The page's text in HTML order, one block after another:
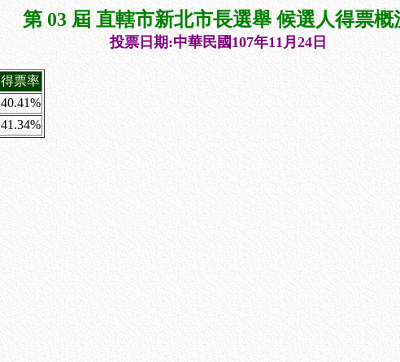
第 03 屆 直轄市新北市長選舉 候選人得票概
投票日期:中華民國107年11月24日
得票率
40.41%
41.34%